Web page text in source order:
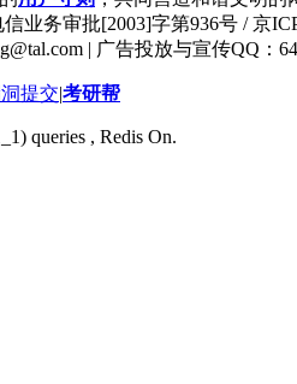
信业务审批[2003]字第936号 / 京
| 广告投放与宣传QQ：
提交|考研帮
queries , Redis On.